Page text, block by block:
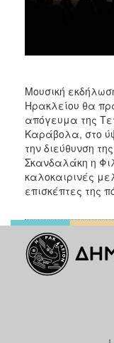
ΠΟΛΙΤΙΣΜΟΣ
ΑΝΘΕΚΤΙΚΗ
ΠΟΛΗ
Μουσική
Ηρακλείου θα
απόγευμα της
Καράβολα, στο
την διεύθυνση
Σκανδαλάκη η
καλοκαιρινές
επισκέπτες της